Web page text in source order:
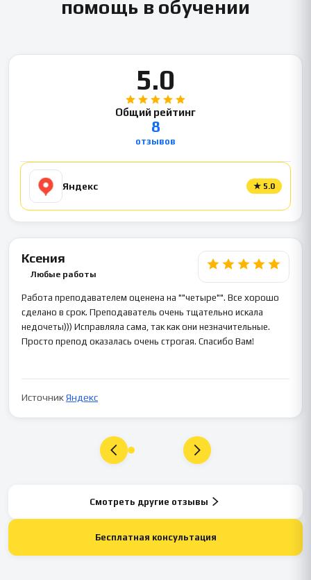
помощь в обучении
5.0
Общий рейтинг
8
отзывов
Яндекс ★ 5.0
Ксения
Любые работы
Работа преподавателем оценена на ""четыре"". Все хорошо
сделано в срок. Преподаватель очень тщательно искала
недочеты))) Исправляла сама, так как они незначительные.
Просто препод оказалась очень строгая. Спасибо Вам!
ИсточникЯндекс
Смотреть другие отзывы
Бесплатная консультация